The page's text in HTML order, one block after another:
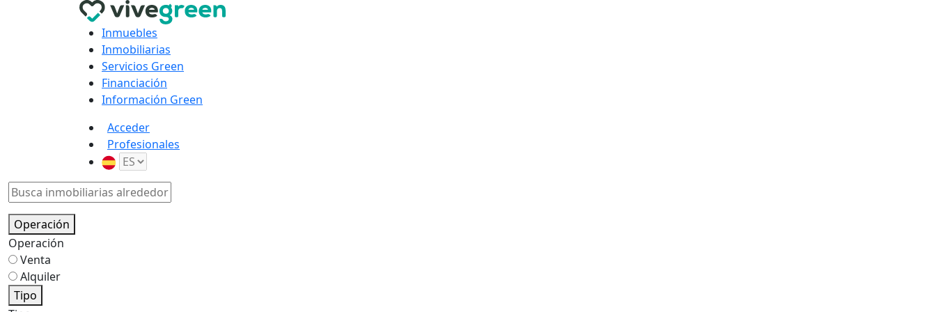
Inmuebles
Inmobiliarias
Servicios Green
Financiación
Información Green
Acceder
Profesionales
Operación
Operación
Venta
Alquiler
Tipo